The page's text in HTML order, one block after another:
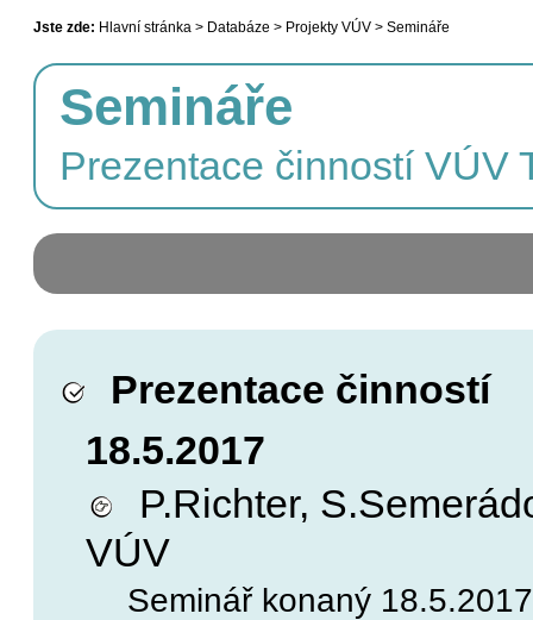
Jste zde: Hlavní stránka > Databáze > Projekty VÚV > Semináře
Semináře
Prezentace činností VÚV
Prezentace činností
18.5.2017
P.Richter,
VÚV
Seminář konaný